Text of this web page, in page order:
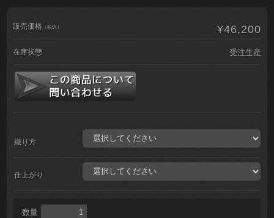
販売価格 （税込） ¥46,200
在庫状態 受注生産
織り方
仕上がり
数量